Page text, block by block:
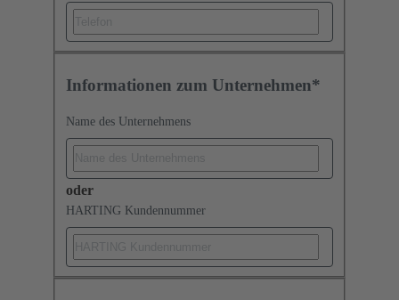
Informationen zum Unternehmen*
Name des Unternehmens
oder
HARTING Kundennummer